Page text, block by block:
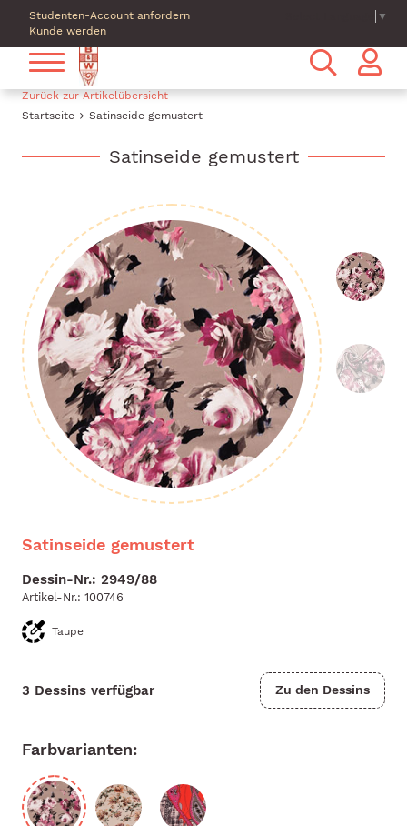
Studenten-Account anfordern
Kunde werden
▼
Startseite Satinseide gemustert
Zurück zur Artikelübersicht
Satinseide gemustert
Farbvarianten:
Satinseide gemustert
Dessin-Nr.: 2949/88
Artikel-Nr.: 100746
Taupe
3 Dessins verfügbar Zu den Dessins